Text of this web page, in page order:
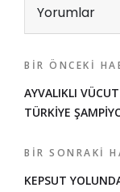
Yorumlar
BIR ÖNCEKI
AYVALIKLI
TÜRKİYE
BIR SONRAKI
KEPSUT